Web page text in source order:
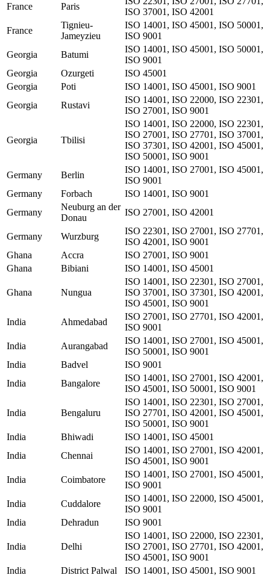
France Paris
ISO 37001, ISO 42001
France
Tignieu-
Jameyzieu
ISO 14001, ISO 45001, ISO 50001,
ISO 9001
Georgia
Batumi
ISO 14001, ISO 45001, ISO 50001,
ISO 9001
Georgia
Ozurgeti
ISO 45001
Georgia
Poti
ISO 14001, ISO 45001, ISO 9001
Georgia
Rustavi
ISO 14001, ISO 22000, ISO 22301,
ISO 27001, ISO 9001
Georgia Tbilisi
ISO 14001, ISO 22000, ISO 22301,
ISO 27001, ISO 27701, ISO 37001,
ISO 37301, ISO 42001, ISO 45001,
ISO 50001, ISO 9001
Germany
Berlin
ISO 14001, ISO 27001, ISO 45001,
ISO 9001
Germany
Forbach
ISO 14001, ISO 9001
Germany
Neuburg an der
Donau
ISO 27001, ISO 42001
Germany Wurzburg
ISO 22301, ISO 27001, ISO 27701,
ISO 42001, ISO 9001
Ghana
Accra
ISO 27001, ISO 9001
Ghana
Bibiani ISO 14001, ISO 45001
Ghana Nungua
ISO 14001, ISO 22301, ISO 27001,
ISO 37001, ISO 37301, ISO 42001,
ISO 45001, ISO 9001
India
Ahmedabad
ISO 27001, ISO 27701, ISO 42001,
ISO 9001
India
Aurangabad
ISO 14001, ISO 27001, ISO 45001,
ISO 50001, ISO 9001
India
Badvel
ISO 9001
India
Bangalore
ISO 14001, ISO 27001, ISO 42001,
ISO 45001, ISO 50001, ISO 9001
India Bengaluru
ISO 14001, ISO 22301, ISO 27001,
ISO 27701, ISO 42001, ISO 45001,
ISO 50001, ISO 9001
India
Bhiwadi
ISO 14001, ISO 45001
India
Chennai
ISO 14001, ISO 27001, ISO 42001,
ISO 45001, ISO 9001
India
Coimbatore
ISO 14001, ISO 27001, ISO 45001,
ISO 9001
India
Cuddalore
ISO 14001, ISO 22000, ISO 45001,
ISO 9001
India
Dehradun ISO 9001
India Delhi
ISO 14001, ISO 22000, ISO 22301,
ISO 27001, ISO 27701, ISO 42001,
ISO 45001, ISO 9001
India
District Palwal
ISO 14001, ISO 45001, ISO 9001